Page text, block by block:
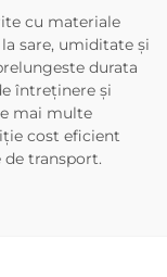
cu materiale
sare, umiditate și
durata
întreținere și
mai multe
cost eficient
transport.